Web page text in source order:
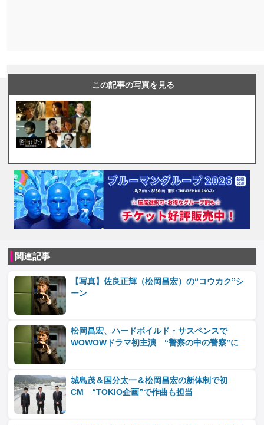
この記事の写真を見る
関連記事
【写真】佐良正輝（松岡昌宏）の“コウカク”シ
ーン
松岡昌宏、ハードボイルド・サスペンスで
WOWOWドラマ初主演 “警察の中の警察”に
城島茂＆国分太一＆松岡昌宏の新体制で初
CM “TOKIO企画”で作曲も担当